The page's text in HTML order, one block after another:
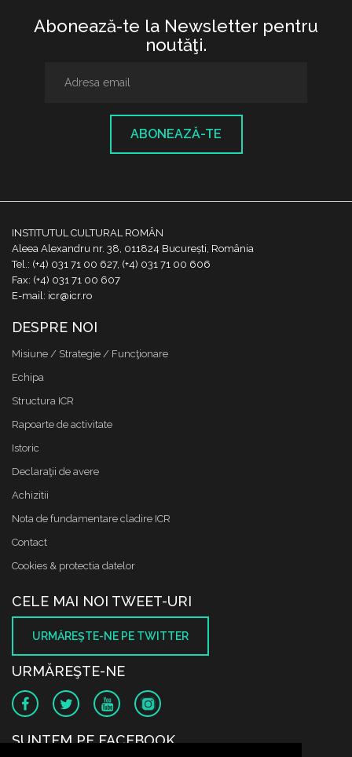
Abonează-te la Newsletter pentru
noutăţi.
ABONEAZĂ-TE
INSTITUTUL CULTURAL ROMÂN
Aleea Alexandru nr. 38, 011824 București, România
Tel.: (+4) 031 71 00 627, (+4) 031 71 00 606
Fax: (+4) 031 71 00 607
E-mail: icr@icr.ro
DESPRE NOI
Misiune / Strategie / Funcţionare
Echipa
Structura ICR
Rapoarte de activitate
Istoric
Declaraţii de avere
Achizitii
Nota de fundamentare cladire ICR
Contact
Cookies & protectia datelor
CELE MAI NOI TWEET-URI
URMĂREŞTE-NE PE TWITTER
URMĂREŞTE-NE
SUNTEM PE FACEBOOK